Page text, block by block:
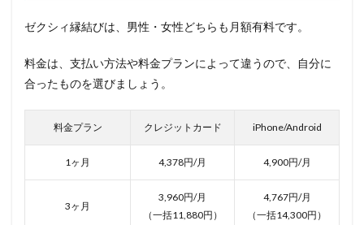
ゼクシィ縁結びは、男性・女性どちらも月額有料です。
料金は、支払い方法や料金プランによって違うので、自分に
合ったものを選びましょう。
料金プラン クレジットカード iPhone/Android
1ヶ月 4,378円/月 4,900円/月
3ヶ月
3,960円/月
（一括11,880円）
4,767円/月
（一括14,300円）